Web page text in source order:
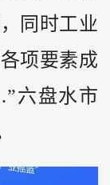
同时工业
项要素成
六盘水市